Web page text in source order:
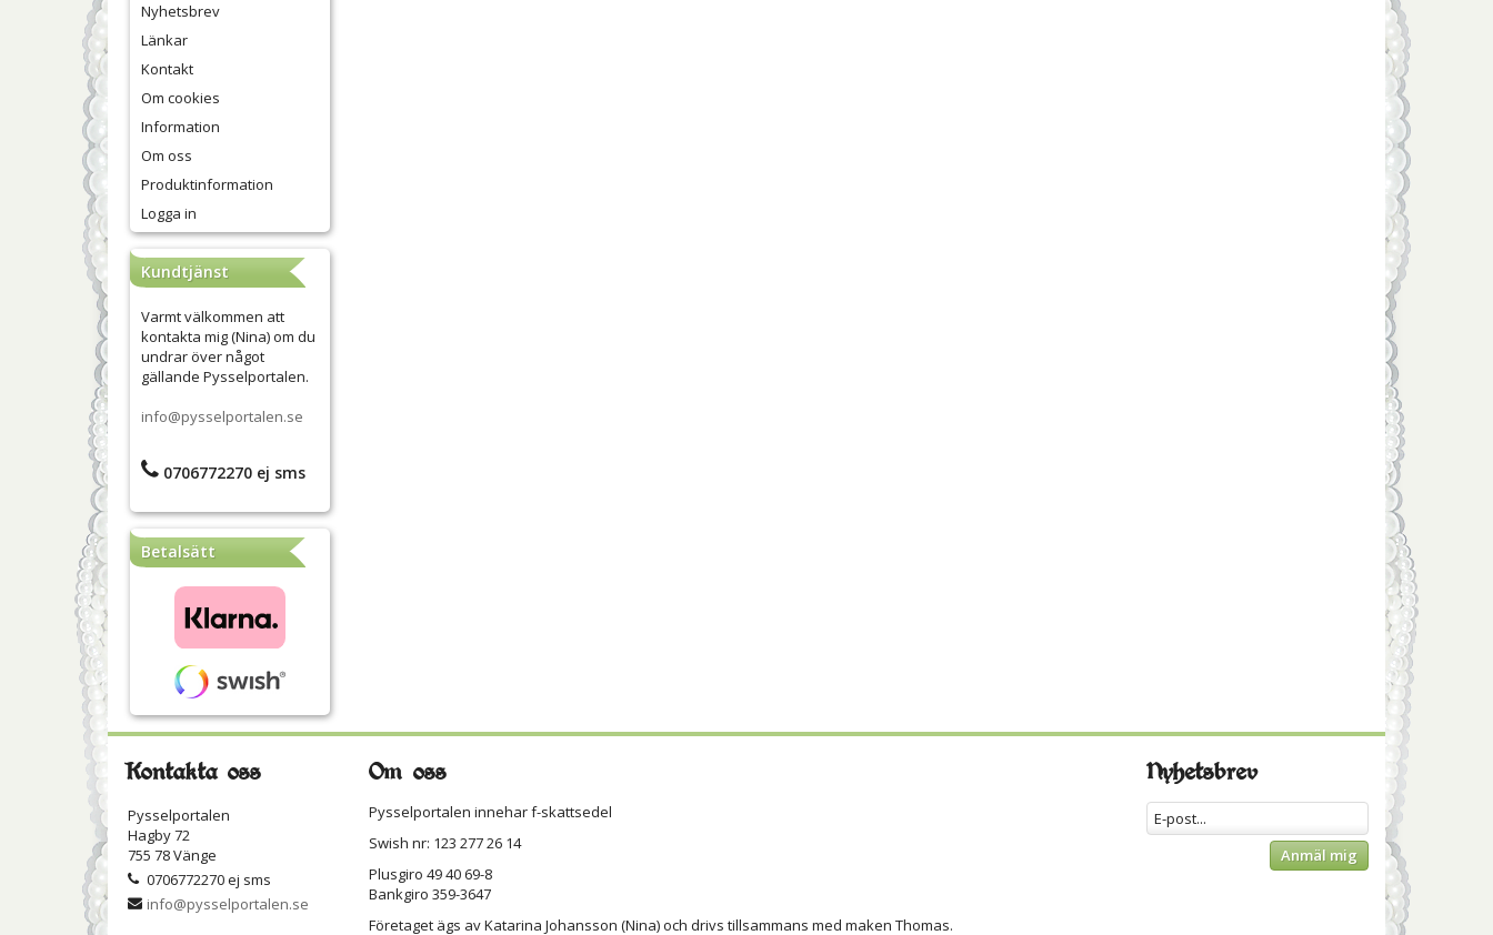
Nyhetsbrev
Länkar
Kontakt
Om cookies
Information
Om oss
Produktinformation
Logga in
Kundtjänst
Varmt välkommen att
kontakta mig (Nina) om du
undrar över något
gällande Pysselportalen.
info@pysselportalen.se
0706772270 ej sms
Betalsätt
Kontakta oss
Pysselportalen
Hagby 72
755 78 Vänge
0706772270 ej sms
info@pysselportalen.se
Nyhetsbrev
Anmäl mig
Om oss
Pysselportalen innehar f-skattsedel
Swish nr: 123 277 26 14
Plusgiro 49 40 69-8
Bankgiro 359-3647
Företaget ägs av Katarina Johansson (Nina) och drivs tillsammans med maken Thomas.